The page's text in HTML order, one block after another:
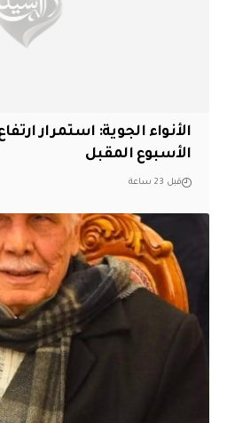
الأنواء الجوية: استمرار
الأسبوع المقبل
قبل 23 ساعة